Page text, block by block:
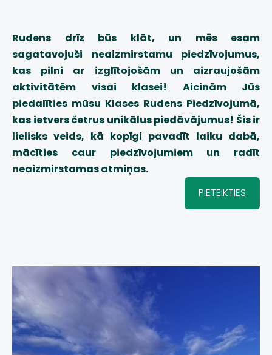
Rudens drīz būs klāt, un mēs esam
sagatavojuši neaizmirstamu piedzīvojumus,
kas pilni ar izglītojošām un aizraujošām
aktivitātēm visai klasei! Aicinām Jūs
piedalīties mūsu Klases Rudens Piedzīvojumā,
kas ietvers četrus unikālus piedāvājumus! Šis ir
lielisks veids, kā kopīgi pavadīt laiku dabā,
mācīties caur piedzīvojumiem un radīt
neaizmirstamas atmiņas.
PIETEIKTIES